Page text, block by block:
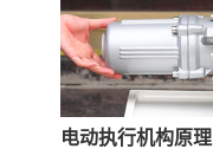
电动执行机构原理